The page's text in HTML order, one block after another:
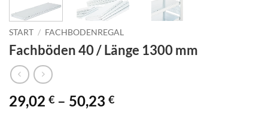
START / FACHBODENREGAL
Fachböden 40 / Länge 1300 mm
29,02 € – 50,23 €Preisspanne: